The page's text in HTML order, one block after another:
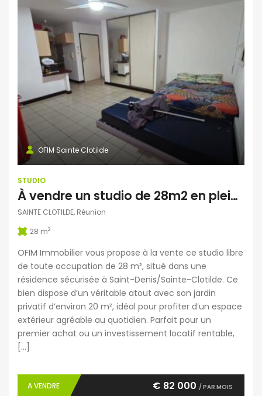
OFIM Sainte Clotilde
STUDIO
À vendre un studio de 28m2 en plein centre de Sainte Clotilde, Réunion
SAINTE CLOTILDE, Réunion
28 m2
OFIM Immobilier vous propose à la vente ce studio libre
de toute occupation de 28 m², situé dans une
résidence sécurisée à Saint-Denis/Sainte-Clotilde. Ce
bien dispose d’un véritable atout avec son jardin
privatif d’environ 20 m², idéal pour profiter d’un espace
extérieur agréable au quotidien. Parfait pour un
premier achat ou un investissement locatif rentable,
[…]
A VENDRE € 82 000 / PAR MOIS